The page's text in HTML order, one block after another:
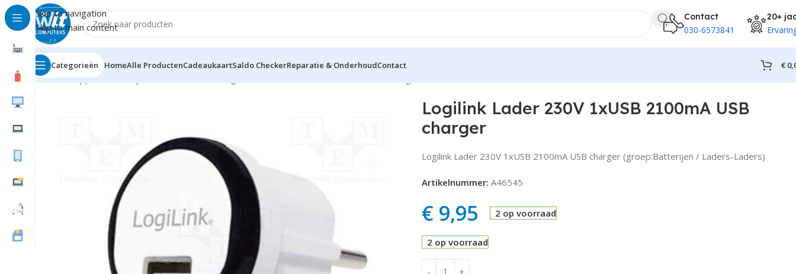
Skip to navigation
Skip to main content
Contact
030-6573841
20+
Categorieën HomeAlle ProductenCadeaukaartSaldo CheckerReparatie & OnderhoudContact €
Home Supplies
Logilink Lader 230V 1xUSB 2100mA USB
charger
Logilink Lader 230V 1xUSB 2100mA USB charger (groep:Batterijen / Laders-Laders)
Artikelnummer: A46545
€9,95 2 op voorraad
2 op voorraad